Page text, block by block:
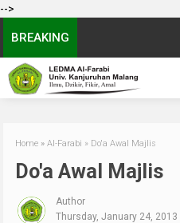
-->
BREAKING
Home »Al-Farabi » Do'a Awal Majlis
Do'a Awal Majlis
Author
Thursday, January 24, 2013